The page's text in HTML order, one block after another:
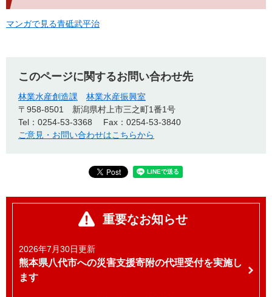
マンガで見る青砥武平治
このページに関するお問い合わせ先
林業水産創造課
林業水産振興室
〒958-8501
新潟県村上市三之町1番1号
Tel：0254-53-3368
Fax：0254-53-3840
ご意見・お問い合わせはこちらから
重要なお知らせ
2026年7月30日更新
熊本県八代市への災害支援寄附の代理受付を実施し
ます